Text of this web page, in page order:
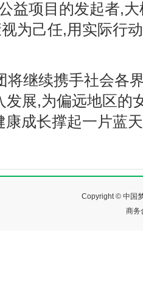
益项目的发起者,
为己任,用实际行
将继续携手社会各
发展,为偏远地区的
康成长撑起一片蓝
Copyright © 中国
商